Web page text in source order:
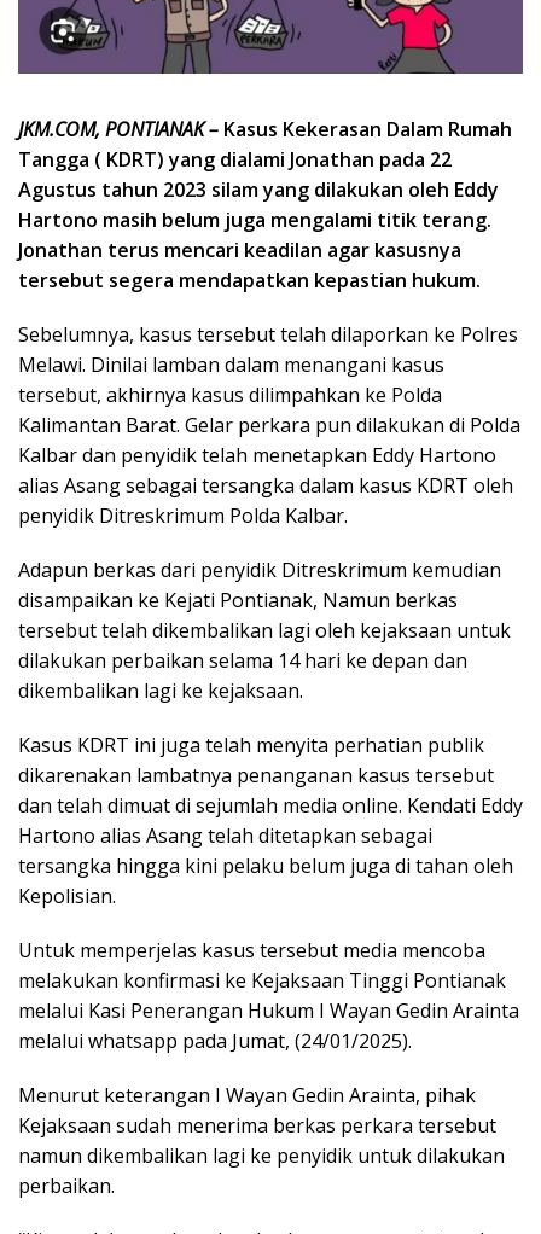
JKM.COM, PONTIANAK – Kasus Kekerasan Dalam Rumah
Tangga ( KDRT) yang dialami Jonathan pada 22
Agustus tahun 2023 silam yang dilakukan oleh Eddy
Hartono masih belum juga mengalami titik terang.
Jonathan terus mencari keadilan agar kasusnya
tersebut segera mendapatkan kepastian hukum.
Sebelumnya, kasus tersebut telah dilaporkan ke Polres
Melawi. Dinilai lamban dalam menangani kasus
tersebut, akhirnya kasus dilimpahkan ke Polda
Kalimantan Barat. Gelar perkara pun dilakukan di Polda
Kalbar dan penyidik telah menetapkan Eddy Hartono
alias Asang sebagai tersangka dalam kasus KDRT oleh
penyidik Ditreskrimum Polda Kalbar.
Adapun berkas dari penyidik Ditreskrimum kemudian
disampaikan ke Kejati Pontianak, Namun berkas
tersebut telah dikembalikan lagi oleh kejaksaan untuk
dilakukan perbaikan selama 14 hari ke depan dan
dikembalikan lagi ke kejaksaan.
Kasus KDRT ini juga telah menyita perhatian publik
dikarenakan lambatnya penanganan kasus tersebut
dan telah dimuat di sejumlah media online. Kendati Eddy
Hartono alias Asang telah ditetapkan sebagai
tersangka hingga kini pelaku belum juga di tahan oleh
Kepolisian.
Untuk memperjelas kasus tersebut media mencoba
melakukan konfirmasi ke Kejaksaan Tinggi Pontianak
melalui Kasi Penerangan Hukum I Wayan Gedin Arainta
melalui whatsapp pada Jumat, (24/01/2025).
Menurut keterangan I Wayan Gedin Arainta, pihak
Kejaksaan sudah menerima berkas perkara tersebut
namun dikembalikan lagi ke penyidik untuk dilakukan
perbaikan.